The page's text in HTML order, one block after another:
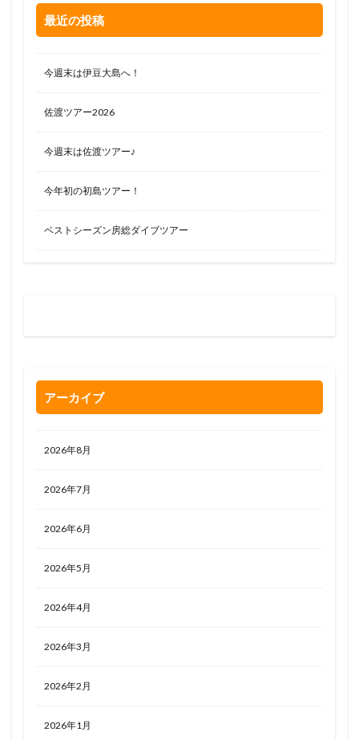
最近の投稿
今週末は伊豆大島へ！
佐渡ツアー2026
今週末は佐渡ツアー♪
今年初の初島ツアー！
ベストシーズン房総ダイブツアー
アーカイブ
2026年8月
2026年7月
2026年6月
2026年5月
2026年4月
2026年3月
2026年2月
2026年1月